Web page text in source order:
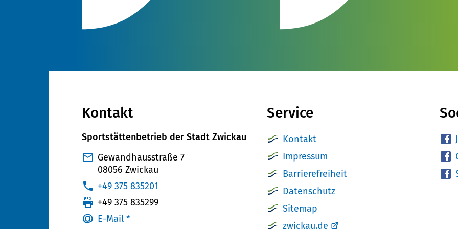
Kontakt
Sportstättenbetrieb der Stadt Zwickau
Gewandhausstraße 7
08056 Zwickau
:+49 375 835201
:+49 375 835299
E-Mail *
Service
Kontakt
Impressum
Barrierefreiheit
Datenschutz
Sitemap
zwickau.de